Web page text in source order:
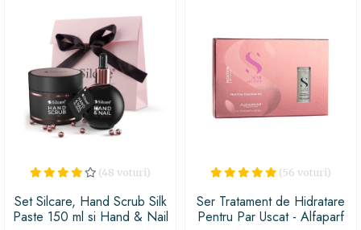
(48 voturi)
Set Silcare, Hand Scrub Silk
Paste 150 ml si Hand & Nail
(56 voturi)
Ser Tratament de Hidratare
Pentru Par Uscat - Alfaparf